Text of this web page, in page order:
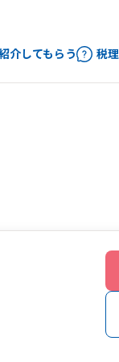
介してもらう 税